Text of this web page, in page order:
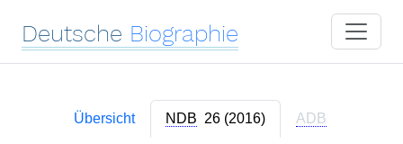
Deutsche Biographie
Übersicht NDB 26 (2016) ADB